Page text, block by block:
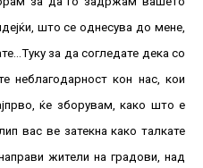
што се однесува до мене,
за да согледате дека со
неблагодарност кон нас, кои
ќе зборувам, како што е
вас ве затекна како талкате
жители на градови, над